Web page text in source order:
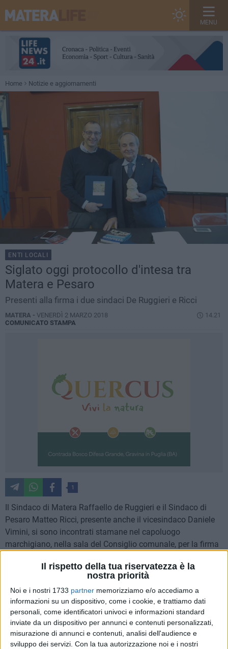
Il rispetto della tua riservatezza è la
nostra priorità
Noi e i nostri 1733 partner memorizziamo e/o accediamo a
informazioni su un dispositivo, come i cookie, e trattiamo dati
personali, come identificatori univoci e informazioni standard
inviate da un dispositivo per annunci e contenuti personalizzati,
misurazione di annunci e contenuti, analisi dell'audience e
sviluppo dei servizi. Con la tua autorizzazione noi e i nostri
MENU
Home Notizie e aggiornamenti
ENTI LOCALI
Siglato oggi protocollo d'intesa tra
Matera e Pesaro
Presenti alla firma i due sindaci De Ruggieri e Ricci
MATERA - VENERDÌ 2 MARZO 2018
14.21
COMUNICATO STAMPA
1
Il Sindaco di Matera Raffaello de Ruggieri e il Sindaco di
Pesaro Matteo Ricci, presente anche il vicesindaco Daniele
Vimini, si sono incontrati stamane nel capoluogo
marchigiano, nella sala del Consiglio comunale, per la firma
Partendo dai punti di forza che accomunano le due città
come i rispettivi riconoscimenti Unesco che Matera ha
ottenuto nel 1993 per i Sassi "Patrimonio Mondiale
dell'Umanità" e Pesaro, nello scorso ottobre, quale "Città
creativa della Musica", la designazione di Matera di Capitale
europea della cultura per il 2019 e la proclamazione del